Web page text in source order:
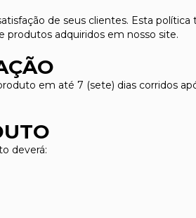
de seus clientes. Esta
produtos adquiridos em nosso site.
em até 7 (sete) dias corridos
deverá: